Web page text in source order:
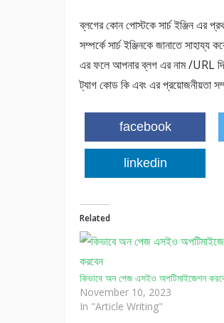
ব্লগের কোন পোস্টকে সার্চ ইঞ্জিন এর
সম্পর্কে সার্চ ইঞ্জিনকে জানাতে সাহায্য
এর ফলে আপনার ব্লগ এর নাম /URL
ট্যাগ কোড কি এবং এর প্রয়োজনীয়তা
facebook
linkedin
Related
কিভাবে অন পেজ এসইও অপটিমাইজেশন
November 10, 2023
In "Article Writing"